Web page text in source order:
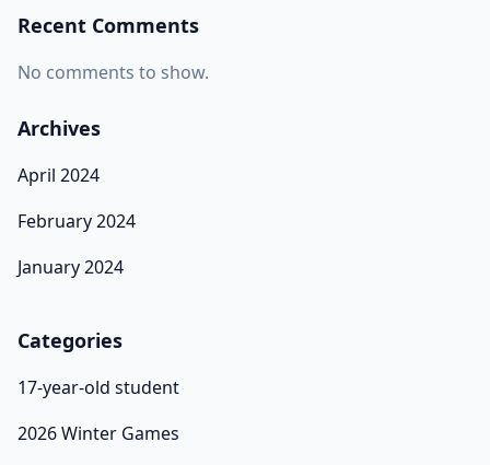
Recent Comments
No comments to show.
Archives
April 2024
February 2024
January 2024
Categories
17-year-old student
2026 Winter Games